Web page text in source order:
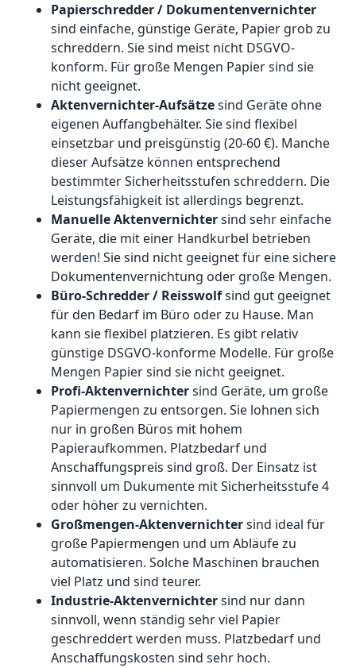
Papierschredder / Dokumentenvernichter
sind einfache, günstige Geräte, Papier grob zu
schreddern. Sie sind meist nicht DSGVO-
konform. Für große Mengen Papier sind sie
nicht geeignet.
Aktenvernichter-Aufsätzesind Geräte ohne
eigenen Auffangbehälter. Sie sind flexibel
einsetzbar und preisgünstig (20-60 €). Manche
dieser Aufsätze können entsprechend
bestimmter Sicherheitsstufen schreddern. Die
Leistungsfähigkeit ist allerdings begrenzt.
Manuelle Aktenvernichtersind sehr einfache
Geräte, die mit einer Handkurbel betrieben
werden! Sie sind nicht geeignet für eine sichere
Dokumentenvernichtung oder große Mengen.
Büro-Schredder / Reisswolfsind gut geeignet
für den Bedarf im Büro oder zu Hause. Man
kann sie flexibel platzieren. Es gibt relativ
günstige DSGVO-konforme Modelle. Für große
Mengen Papier sind sie nicht geeignet.
Profi-Aktenvernichtersind Geräte, um große
Papiermengen zu entsorgen. Sie lohnen sich
nur in großen Büros mit hohem
Papieraufkommen. Platzbedarf und
Anschaffungspreis sind groß. Der Einsatz ist
sinnvoll um Dukumente mit Sicherheitsstufe 4
oder höher zu vernichten.
Großmengen-Aktenvernichtersind ideal für
große Papiermengen und um Abläufe zu
automatisieren. Solche Maschinen brauchen
viel Platz und sind teurer.
Industrie-Aktenvernichtersind nur dann
sinnvoll, wenn ständig sehr viel Papier
geschreddert werden muss. Platzbedarf und
Anschaffungskosten sind sehr hoch.